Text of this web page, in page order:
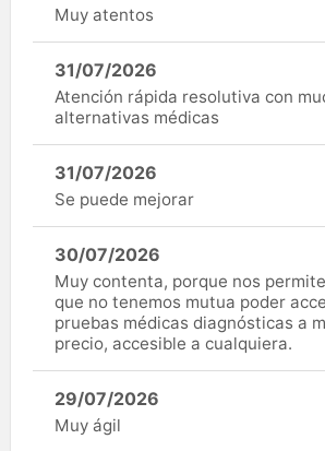
Muy atentos
31/07/2026
Atención rápida resolutiva con
alternativas médicas
31/07/2026
Se puede mejorar
30/07/2026
Muy contenta, porque nos
que no tenemos mutua poder
pruebas médicas diagnósticas a
precio, accesible a cualquiera.
29/07/2026
Muy ágil